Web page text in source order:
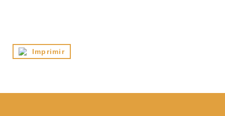
Imprimir